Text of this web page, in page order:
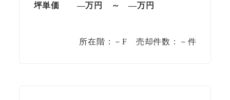
坪単価 —万円 ～—万円
所在階：－F 売却件数：－件